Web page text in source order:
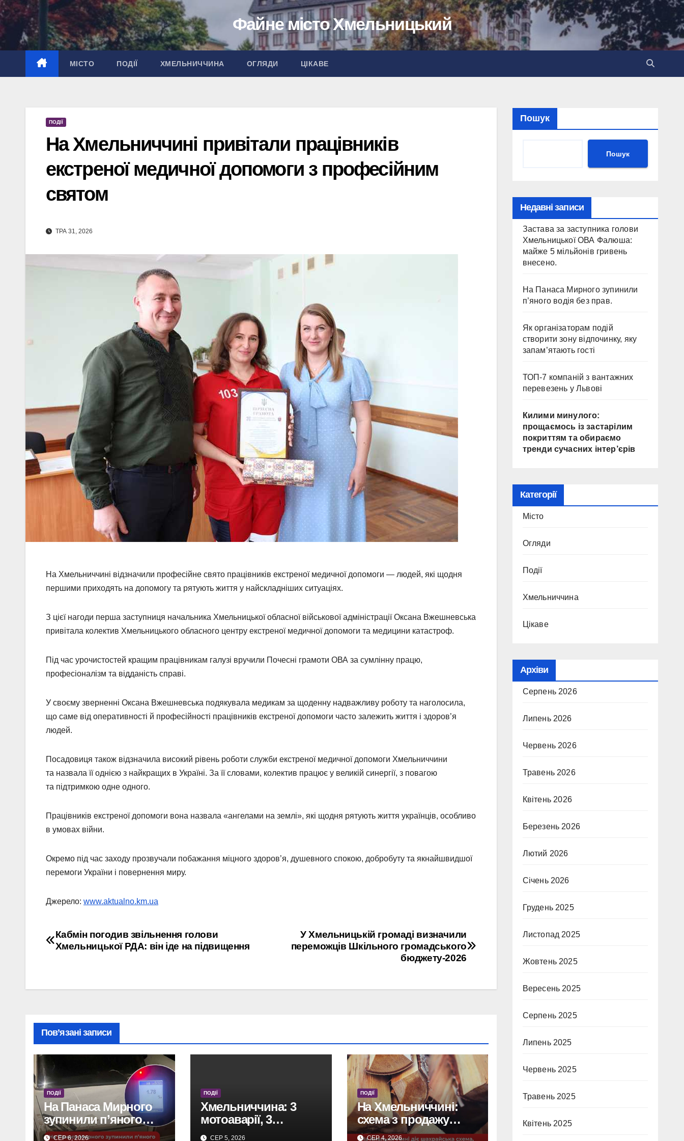
Перейти
вмісту
Файне місто Хмельницький
МІСТО ПОДІЇ ХМЕЛЬНИЧЧИНА ОГЛЯДИ ЦІКАВЕ
ПОДІЇ
На Хмельниччині привітали працівників
екстреної медичної допомоги з професійним
святом
ТРА 31, 2026
На Хмельниччині відзначили професійне свято працівників екстреної медичної допомоги — людей, які щодня
першими приходять на допомогу та рятують життя у найскладніших ситуаціях.
З цієї нагоди перша заступниця начальника Хмельницької обласної військової адміністрації Оксана Вжешневська
привітала колектив Хмельницького обласного центру екстреної медичної допомоги та медицини катастроф.
Під час урочистостей кращим працівникам галузі вручили Почесні грамоти ОВА за сумлінну працю,
професіоналізм та відданість справі.
У своєму зверненні Оксана Вжешневська подякувала медикам за щоденну надважливу роботу та наголосила,
що саме від оперативності й професійності працівників екстреної допомоги часто залежить життя і здоров’я
людей.
Посадовиця також відзначила високий рівень роботи служби екстреної медичної допомоги Хмельниччини
та назвала її однією з найкращих в Україні. За її словами, колектив працює у великій синергії, з повагою
та підтримкою одне одного.
Працівників екстреної допомоги вона назвала «ангелами на землі», які щодня рятують життя українців, особливо
в умовах війни.
Окремо під час заходу прозвучали побажання міцного здоров’я, душевного спокою, добробуту та якнайшвидшої
перемоги України і повернення миру.
Джерело: www.aktualno.km.ua
Навігація
У Хмельницькій громаді визначили
переможців Шкільного громадського
бюджету-2026
Кабмін погодив звільнення голови
Хмельницької РДА: він іде на підвищення
Пов’язані записи
ПОДІЇ
На Панаса Мирного
зупинили п’яного
водія без прав.
СЕР 6, 2026
ПОДІЇ
Хмельниччина: 3
мотоаварії, 3
постраждалих, один
СЕР 5, 2026
ПОДІЇ
На Хмельниччині:
схема з продажу
дров виявилася
СЕР 4, 2026
Пошук
Пошук
Недавні записи
Застава за заступника голови
Хмельницької ОВА Фалюша:
майже 5 мільйонів гривень
внесено.
На Панаса Мирного зупинили
п’яного водія без прав.
Як організаторам подій
створити зону відпочинку, яку
запам’ятають гості
ТОП-7 компаній з вантажних
перевезень у Львові
Килими минулого:
прощаємось із застарілим
покриттям та обираємо
тренди сучасних інтер’єрів
Категорії
Місто
Огляди
Події
Хмельниччина
Цікаве
Архіви
Серпень 2026
Липень 2026
Червень 2026
Травень 2026
Квітень 2026
Березень 2026
Лютий 2026
Січень 2026
Грудень 2025
Листопад 2025
Жовтень 2025
Вересень 2025
Серпень 2025
Липень 2025
Червень 2025
Травень 2025
Квітень 2025